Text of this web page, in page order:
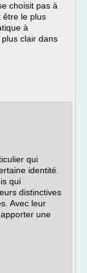
choisit pas à
être le plus
à
clair dans
qui
identité.
qui
distinctives
Avec leur
une